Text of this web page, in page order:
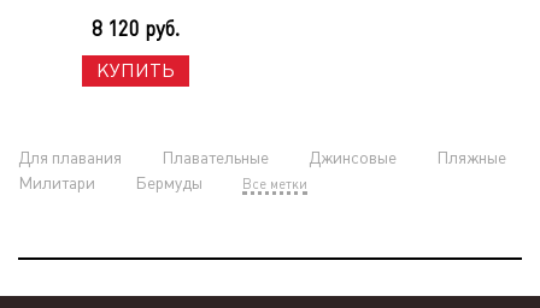
8 120 руб.
КУПИТЬ
Для плавания Плавательные Джинсовые
Пляжные
Милитари
Бермуды Все метки